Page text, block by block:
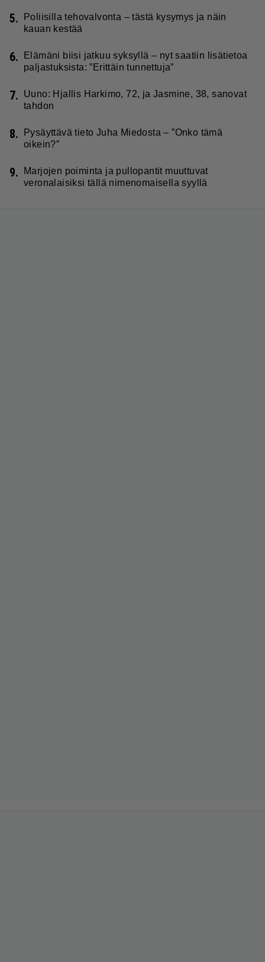
5.
Poliisilla tehovalvonta – tästä kysymys ja näin
kauan kestää
6.
Elämäni biisi jatkuu syksyllä – nyt saatiin lisätietoa
paljastuksista: ”Erittäin tunnettuja”
7.
Uuno: Hjallis Harkimo, 72, ja Jasmine, 38, sanovat
tahdon
8.
Pysäyttävä tieto Juha Miedosta – ”Onko tämä
oikein?”
9.
Marjojen poiminta ja pullopantit muuttuvat
veronalaisiksi tällä nimenomaisella syyllä